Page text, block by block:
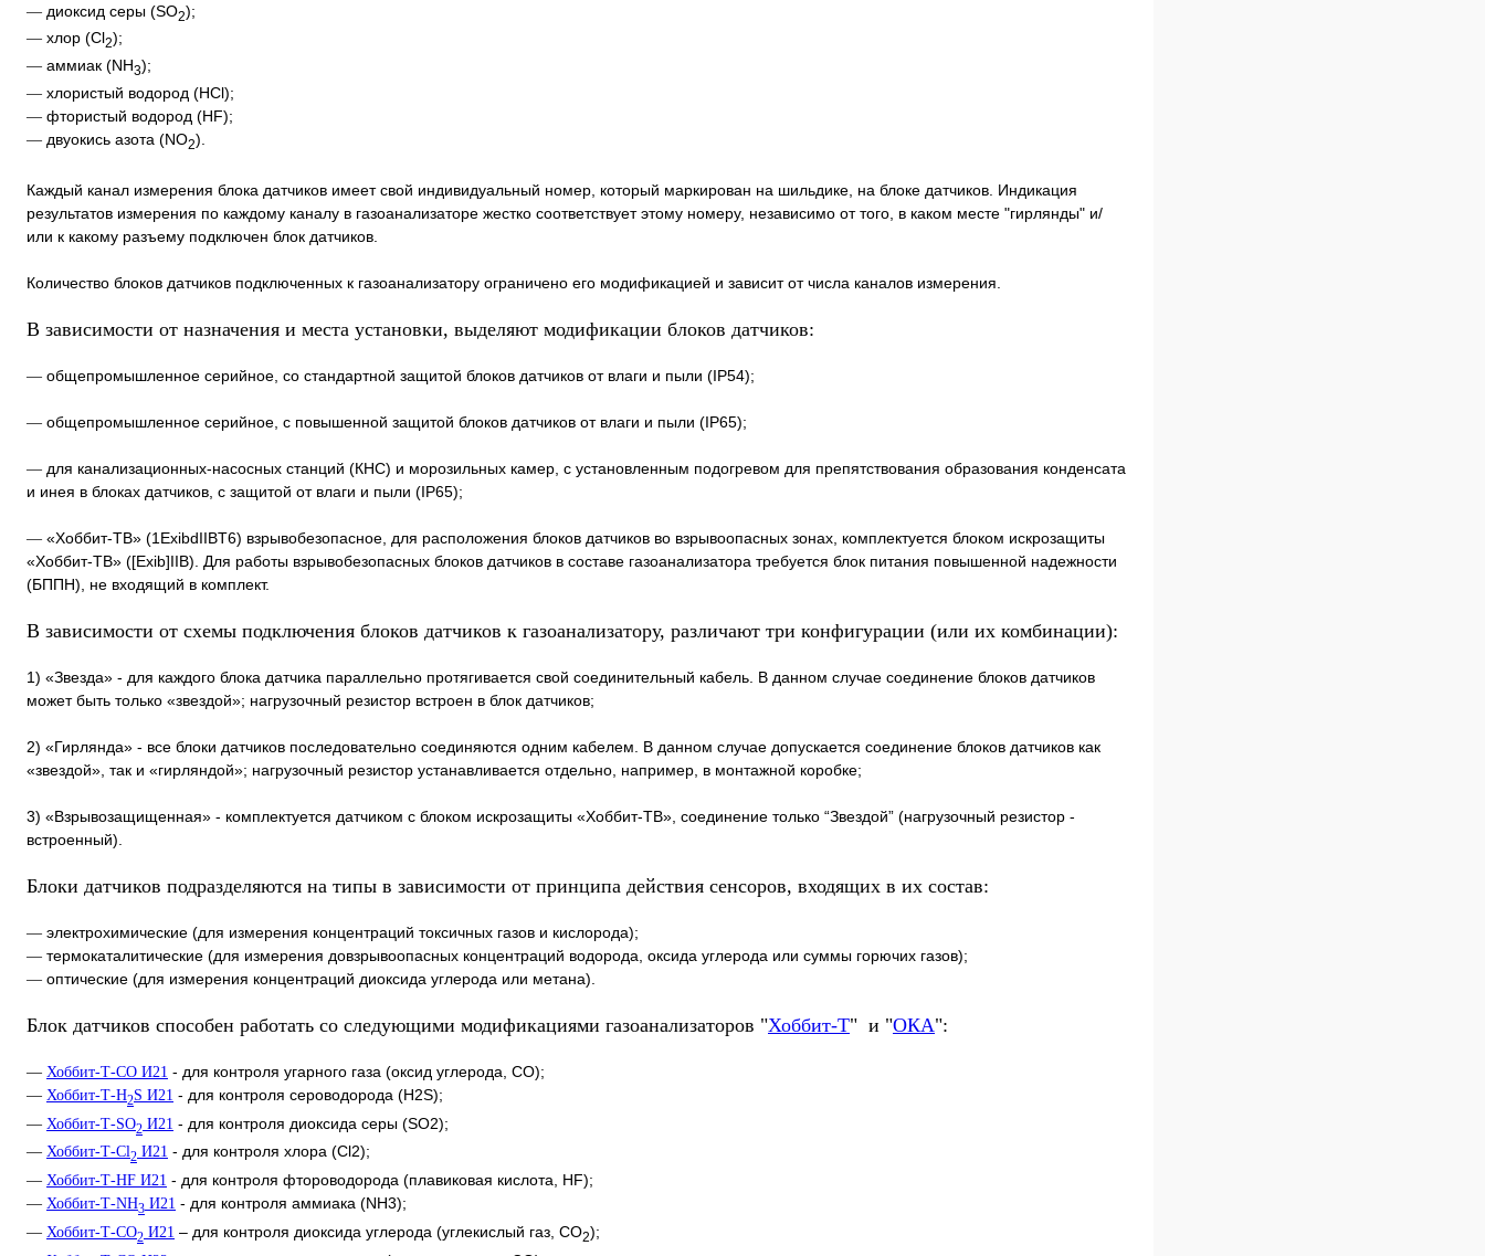
— диоксид серы (SO2);
— хлор (Cl2);
— аммиак (NH3);
— хлористый водород (HCl);
— фтористый водород (HF);
— двуокись азота (NO2).
Каждый канал измерения блока датчиков имеет свой индивидуальный номер, который маркирован на шильдике, на блоке датчиков. Индикация
результатов измерения по каждому каналу в газоанализаторе жестко соответствует этому номеру, независимо от того, в каком месте "гирлянды" и/
или к какому разъему подключен блок датчиков.
Количество блоков датчиков подключенных к газоанализатору ограничено его модификацией и зависит от числа каналов измерения.
В зависимости от назначения и места установки, выделяют модификации блоков датчиков:
— общепромышленное серийное, со стандартной защитой блоков датчиков от влаги и пыли (IP54);
— общепромышленное серийное, с повышенной защитой блоков датчиков от влаги и пыли (IP65);
— для канализационных-насосных станций (КНС) и морозильных камер, с установленным подогревом для препятствования образования конденсата
и инея в блоках датчиков, с защитой от влаги и пыли (IP65);
— «Хоббит-ТВ» (1ExibdIIBT6) взрывобезопасное, для расположения блоков датчиков во взрывоопасных зонах, комплектуется блоком искрозащиты
«Хоббит-ТВ» ([Exib]IIВ). Для работы взрывобезопасных блоков датчиков в составе газоанализатора требуется блок питания повышенной надежности
(БППН), не входящий в комплект.
В зависимости от схемы подключения блоков датчиков к газоанализатору, различают три конфигурации (или их комбинации):
1) «Звезда» - для каждого блока датчика параллельно протягивается свой соединительный кабель. В данном случае соединение блоков датчиков
может быть только «звездой»; нагрузочный резистор встроен в блок датчиков;
2) «Гирлянда» - все блоки датчиков последовательно соединяются одним кабелем. В данном случае допускается соединение блоков датчиков как
«звездой», так и «гирляндой»; нагрузочный резистор устанавливается отдельно, например, в монтажной коробке;
3) «Взрывозащищенная» - комплектуется датчиком с блоком искрозащиты «Хоббит-ТВ», соединение только “Звездой” (нагрузочный резистор -
встроенный).
Блоки датчиков подразделяются на типы в зависимости от принципа действия сенсоров, входящих в их состав:
— электрохимические (для измерения концентраций токсичных газов и кислорода);
— термокаталитические (для измерения довзрывоопасных концентраций водорода, оксида углерода или суммы горючих газов);
— оптические (для измерения концентраций диоксида углерода или метана).
Блок датчиков способен работать со следующими модификациями газоанализаторов "Хоббит-Т" и "ОКА":
— Хоббит-Т-СО И21 - для контроля угарного газа (оксид углерода, СО);
— Хоббит-Т-Н2S И21 - для контроля сероводорода (Н2S);
— Хоббит-Т-SО2 И21 - для контроля диоксида серы (SО2);
— Хоббит-Т-Cl2 И21 - для контроля хлора (Cl2);
— Хоббит-Т-HF И21 - для контроля фтороводорода (плавиковая кислота, HF);
— Хоббит-Т-NH3 И21 - для контроля аммиака (NH3);
— Хоббит-Т-CO2 И21 – для контроля диоксида углерода (углекислый газ, CO2);